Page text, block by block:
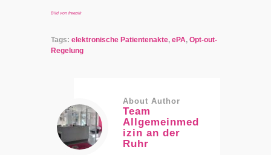
Bild von freepik
Tags: elektronische Patientenakte, ePA, Opt-out-
Regelung
About Author
Team
Allgemeinmed
izin an der
Ruhr